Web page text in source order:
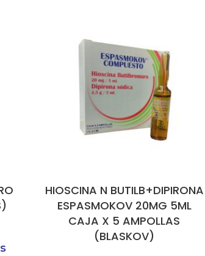
HIOSCINA N BUTILB+DIPIRONA
ESPASMOKOV 20MG 5ML
CAJA X 5 AMPOLLAS
(BLASKOV)